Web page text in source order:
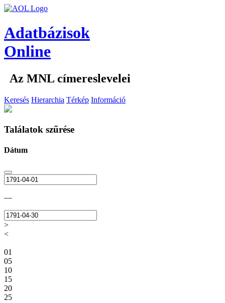
Adatbázisok
Online
Az MNL címereslevelei
Keresés Hierarchia Térkép Információ
Találatok szűrése
Dátum
—
>
<
01
05
10
15
20
25